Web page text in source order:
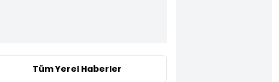
Tüm Yerel Haberler